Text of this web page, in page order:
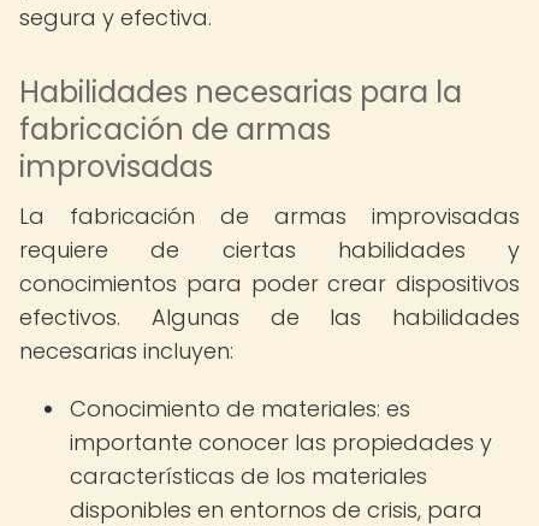
segura y efectiva.
Habilidades necesarias para la
fabricación de armas
improvisadas
La fabricación de armas improvisadas
requiere de ciertas habilidades y
conocimientos para poder crear dispositivos
efectivos. Algunas de las habilidades
necesarias incluyen:
Conocimiento de materiales: es
importante conocer las propiedades y
características de los materiales
disponibles en entornos de crisis, para